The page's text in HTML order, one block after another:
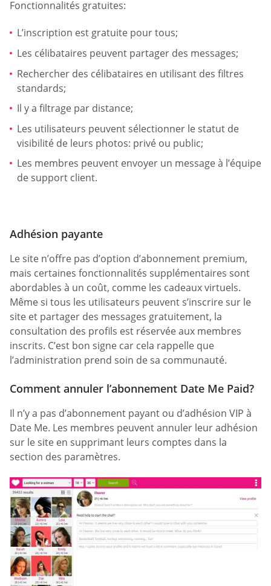
Fonctionnalités gratuites:
L’inscription est gratuite pour tous;
Les célibataires peuvent partager des messages;
Rechercher des célibataires en utilisant des filtres
standards;
Il y a filtrage par distance;
Les utilisateurs peuvent sélectionner le statut de
visibilité de leurs photos: privé ou public;
Les membres peuvent envoyer un message à l’équipe
de support client.
Adhésion payante
Le site n’offre pas d’option d’abonnement premium,
mais certaines fonctionnalités supplémentaires sont
abordables à un coût, comme les cadeaux virtuels.
Même si tous les utilisateurs peuvent s’inscrire sur le
site et partager des messages gratuitement, la
consultation des profils est réservée aux membres
inscrits. C’est bon signe car cela rappelle que
l’administration prend soin de sa communauté.
Comment annuler l’abonnement Date Me Paid?
Il n’y a pas d’abonnement payant ou d’adhésion VIP à
Date Me. Les membres peuvent annuler leur adhésion
sur le site en supprimant leurs comptes dans la
section des paramètres.